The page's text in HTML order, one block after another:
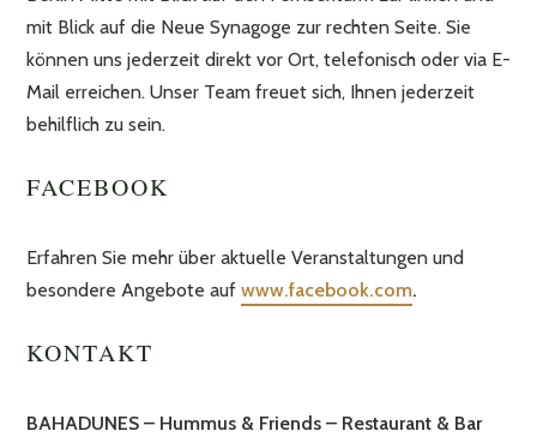
mit Blick auf die Neue Synagoge zur rechten Seite. Sie
können uns jederzeit direkt vor Ort, telefonisch oder via E-
Mail erreichen. Unser Team freuet sich, Ihnen jederzeit
behilflich zu sein.
FACEBOOK
Erfahren Sie mehr über aktuelle Veranstaltungen und
besondere Angebote auf www.facebook.com.
KONTAKT
BAHADUNES – Hummus & Friends – Restaurant & Bar